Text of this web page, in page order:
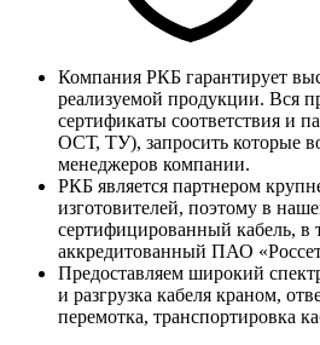
Компания РКБ гарантирует
реализуемой продукции. Вся
сертификаты соответствия и
ОСТ, ТУ), запросить которые
менеджеров компании.
РКБ является партнером
изготовителей, поэтому в
сертифицированный кабель, в
аккредитованный ПАО
Предоставляем широкий
и разгрузка кабеля краном,
перемотка, транспортировка